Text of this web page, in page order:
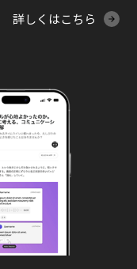
詳しくはこちら